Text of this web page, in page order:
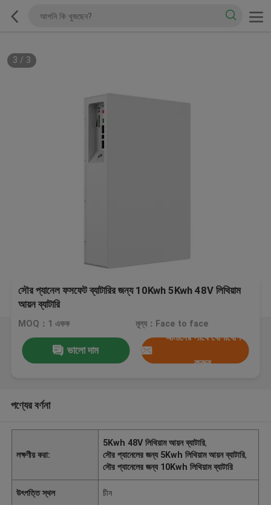
3 / 3
সৌর প্যানেল ফসফেট ব্যাটারির জন্য 10Kwh 5Kwh 48V লিথিয়াম
আয়ন ব্যাটারি
MOQ：1 একক মূল্য：Face to face
ভালো দাম
আমাদের সাথে যোগাযোগ
করুন
পণ্যের বর্ণনা
লক্ষণীয় করা:
5Kwh 48V লিথিয়াম আয়ন ব্যাটারি,
সৌর প্যানেলের জন্য 5Kwh লিথিয়াম আয়ন ব্যাটারি,
সৌর প্যানেলের জন্য 10Kwh লিথিয়াম ব্যাটারি
উৎপত্তি স্থল চীন